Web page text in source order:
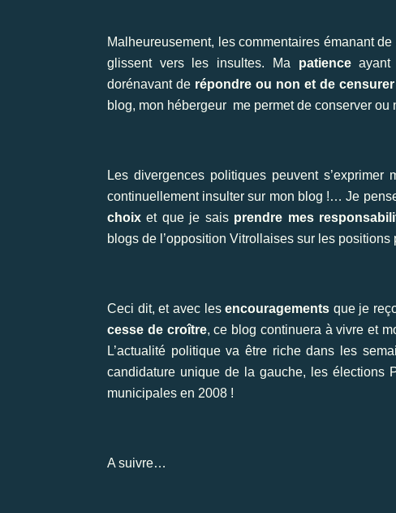
Malheureusement, les commentaires émanant
glissent vers les insultes. Ma patienceayant
dorénavant de répondre ou non et de
blog, mon hébergeur me permet de conserver
Les divergences politiques peuvent
continuellement insulter sur mon blog !… Je
choix et que je sais prendre mes
blogs de l’opposition Vitrollaises sur les
Ceci dit, et avec lesencouragements que je
cesse de croître, ce blog continuera à vivre et
L’actualité politique va être riche dans les
candidature unique de la gauche, les élections
municipales en 2008 !
A suivre…